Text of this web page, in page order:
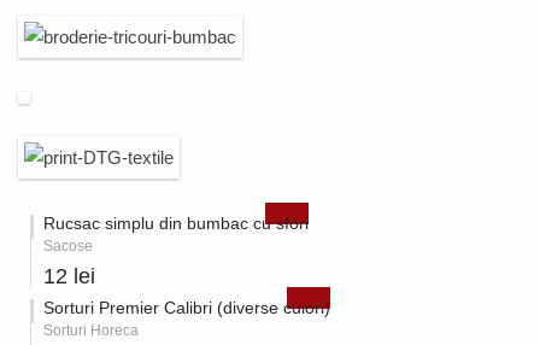
Rucsac simplu din bumbac cu sfori
Sacose
12 lei
Sorturi Premier Calibri (diverse culori)
Sorturi Horeca